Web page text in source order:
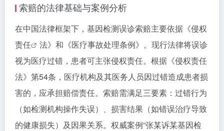
索赔的法律基础与案例分析
在中国法律框架下，基因检测误诊索赔主要依据《侵权
责任
法》和《医疗事故处理条例》。现行法律将误诊
视为医疗过错，患者可主张侵权责任。根据《侵权责任
法》第54条，医疗机构及其医务人员因过错造成患者损
害的，应承担赔偿责任。索赔需满足三要素：过错行为
（如检测机构操作失误）、损害结果（如错误治疗导致
的健康损失）及因果关系。权威案例“张某诉某基因检